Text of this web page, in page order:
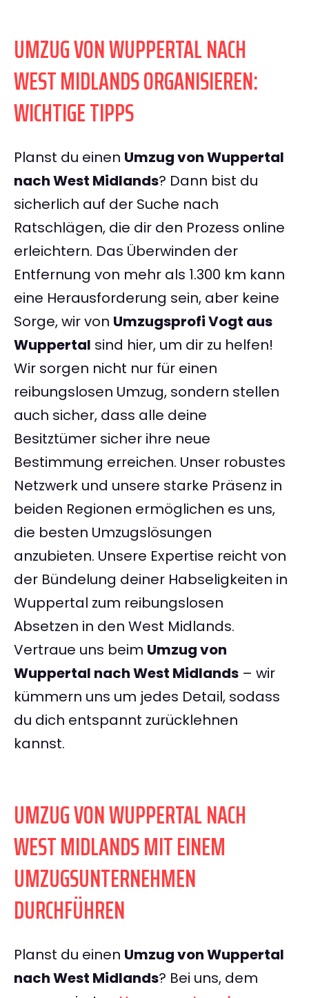
UMZUG VON WUPPERTAL NACH
WEST MIDLANDS ORGANISIEREN:
WICHTIGE TIPPS
Planst du einen Umzug von Wuppertal
nach West Midlands? Dann bist du
sicherlich auf der Suche nach
Ratschlägen, die dir den Prozess online
erleichtern. Das Überwinden der
Entfernung von mehr als 1.300 km kann
eine Herausforderung sein, aber keine
Sorge, wir von Umzugsprofi Vogt aus
Wuppertal sind hier, um dir zu helfen!
Wir sorgen nicht nur für einen
reibungslosen Umzug, sondern stellen
auch sicher, dass alle deine
Besitztümer sicher ihre neue
Bestimmung erreichen. Unser robustes
Netzwerk und unsere starke Präsenz in
beiden Regionen ermöglichen es uns,
die besten Umzugslösungen
anzubieten. Unsere Expertise reicht von
der Bündelung deiner Habseligkeiten in
Wuppertal zum reibungslosen
Absetzen in den West Midlands.
Vertraue uns beim Umzug von
Wuppertal nach West Midlands – wir
kümmern uns um jedes Detail, sodass
du dich entspannt zurücklehnen
kannst.
UMZUG VON WUPPERTAL NACH
WEST MIDLANDS MIT EINEM
UMZUGSUNTERNEHMEN
DURCHFÜHREN
Planst du einen Umzug von Wuppertal
nach West Midlands? Bei uns, dem